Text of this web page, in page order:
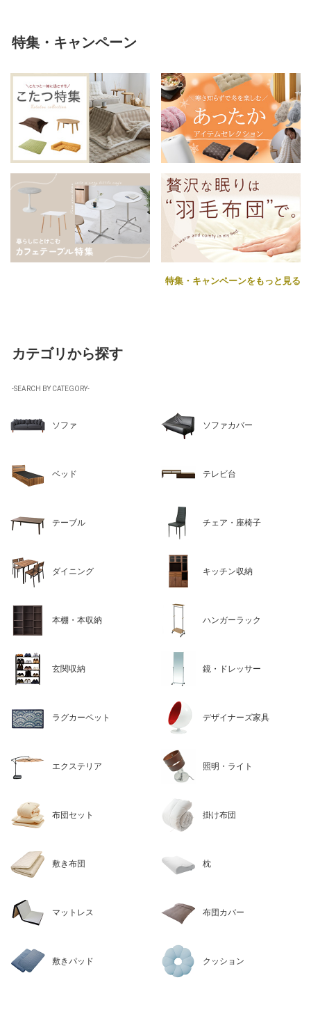
特集・キャンペーン
特集・キャンペーンをもっと見る
カテゴリから探す
-SEARCH BY CATEGORY-
ソファ ソファカバー
ベッド テレビ台
テーブル チェア・座椅子
ダイニング キッチン収納
本棚・本収納 ハンガーラック
玄関収納 鏡・ドレッサー
ラグカーペット デザイナーズ家具
エクステリア 照明・ライト
布団セット 掛け布団
敷き布団 枕
マットレス 布団カバー
敷きパッド クッション